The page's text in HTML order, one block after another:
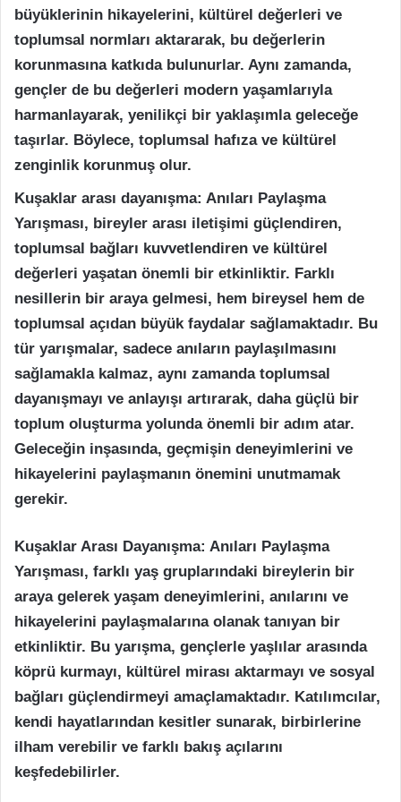
büyüklerinin hikayelerini, kültürel değerleri ve
toplumsal normları aktararak, bu değerlerin
korunmasına katkıda bulunurlar. Aynı zamanda,
gençler de bu değerleri modern yaşamlarıyla
harmanlayarak, yenilikçi bir yaklaşımla geleceğe
taşırlar. Böylece, toplumsal hafıza ve kültürel
zenginlik korunmuş olur.
Kuşaklar arası dayanışma: Anıları Paylaşma
Yarışması, bireyler arası iletişimi güçlendiren,
toplumsal bağları kuvvetlendiren ve kültürel
değerleri yaşatan önemli bir etkinliktir. Farklı
nesillerin bir araya gelmesi, hem bireysel hem de
toplumsal açıdan büyük faydalar sağlamaktadır. Bu
tür yarışmalar, sadece anıların paylaşılmasını
sağlamakla kalmaz, aynı zamanda toplumsal
dayanışmayı ve anlayışı artırarak, daha güçlü bir
toplum oluşturma yolunda önemli bir adım atar.
Geleceğin inşasında, geçmişin deneyimlerini ve
hikayelerini paylaşmanın önemini unutmamak
gerekir.
Kuşaklar Arası Dayanışma: Anıları Paylaşma
Yarışması, farklı yaş gruplarındaki bireylerin bir
araya gelerek yaşam deneyimlerini, anılarını ve
hikayelerini paylaşmalarına olanak tanıyan bir
etkinliktir. Bu yarışma, gençlerle yaşlılar arasında
köprü kurmayı, kültürel mirası aktarmayı ve sosyal
bağları güçlendirmeyi amaçlamaktadır. Katılımcılar,
kendi hayatlarından kesitler sunarak, birbirlerine
ilham verebilir ve farklı bakış açılarını
keşfedebilirler.